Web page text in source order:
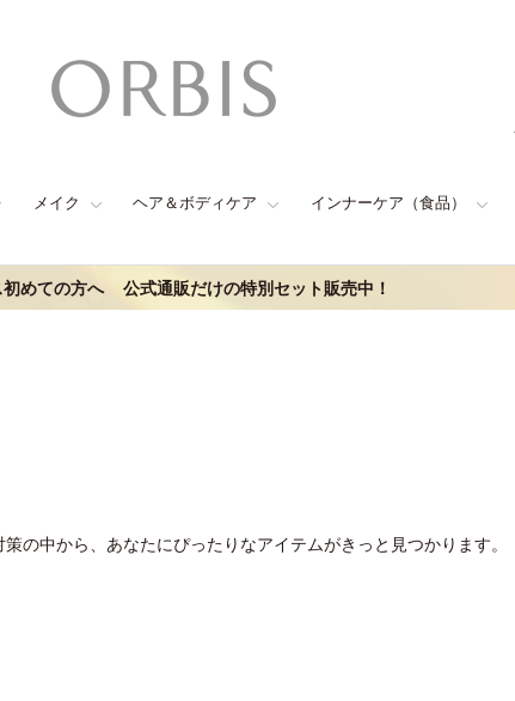
メイク ヘア＆ボディケア インナーケア（食品）
めての方へ 公式通販だけの特別セット販売中！
の中から、あなたにぴったりなアイテムがきっと見つかります。